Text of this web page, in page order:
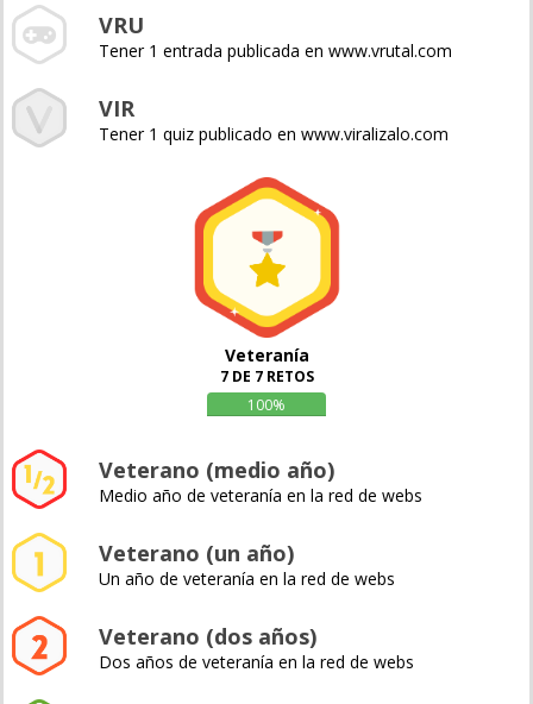
VRU
Tener 1 entrada publicada en www.vrutal.com
VIR
Tener 1 quiz publicado en www.viralizalo.com
Veteranía
7 DE 7 RETOS
100%
Veterano (medio año)
Medio año de veteranía en la red de webs
Veterano (un año)
Un año de veteranía en la red de webs
Veterano (dos años)
Dos años de veteranía en la red de webs